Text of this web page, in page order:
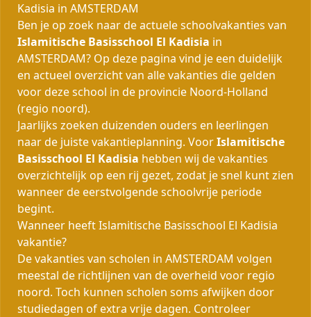
Kadisia in AMSTERDAM
Ben je op zoek naar de actuele schoolvakanties van
Islamitische Basisschool El Kadisia in
AMSTERDAM? Op deze pagina vind je een duidelijk
en actueel overzicht van alle vakanties die gelden
voor deze school in de provincie Noord-Holland
(regio noord).
Jaarlijks zoeken duizenden ouders en leerlingen
naar de juiste vakantieplanning. VoorIslamitische
Basisschool El Kadisia hebben wij de vakanties
overzichtelijk op een rij gezet, zodat je snel kunt zien
wanneer de eerstvolgende schoolvrije periode
begint.
Wanneer heeft Islamitische Basisschool El Kadisia
vakantie?
De vakanties van scholen in AMSTERDAM volgen
meestal de richtlijnen van de overheid voor regio
noord. Toch kunnen scholen soms afwijken door
studiedagen of extra vrije dagen. Controleer